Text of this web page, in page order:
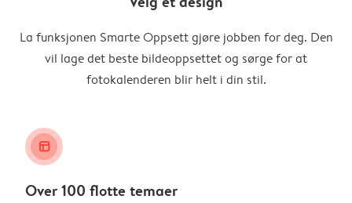
La funksjonen Smarte Oppsett gjøre jobben for deg. Den
vil lage det beste bildeoppsettet og sørge for at
fotokalenderen blir helt i din stil.
layout_alt
Over 100 flotte temaer